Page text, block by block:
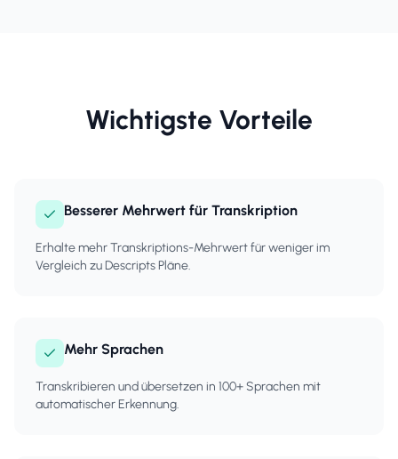
Wichtigste Vorteile
Besserer Mehrwert für Transkription
Erhalte mehr Transkriptions-Mehrwert für weniger im
Vergleich zu Descripts Pläne.
Mehr Sprachen
Transkribieren und übersetzen in 100+ Sprachen mit
automatischer Erkennung.